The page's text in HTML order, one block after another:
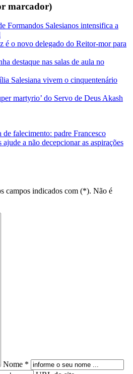
marcador)
Formandos Salesianos intensifica a
é o novo delegado do Reitor-mor para
destaque nas salas de aula no
Salesiana vivem o cinquentenário
martyrio’ do Servo de Deus Akash
de falecimento: padre Francesco
a não decepcionar as aspirações
campos indicados com (*). Não é
Nome *